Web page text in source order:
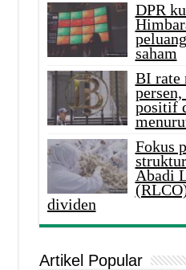
DPR
saham
BI rate
positif
Fokus
Abadi
dividen
Artikel Popular